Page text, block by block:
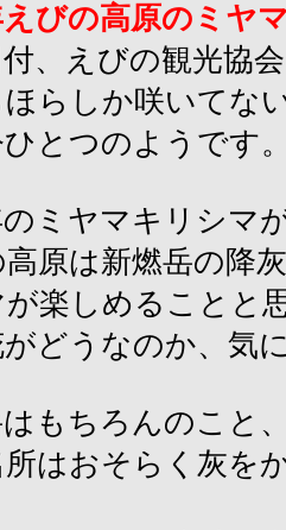
えびの高原のミヤ
付、えびの観光協
ほらしか咲いてな
とつのようです
のミヤマキリシマ
高原は新燃岳の降
が楽しめることと
どうなのか、気
もちろんのこと
所はおそらく灰を